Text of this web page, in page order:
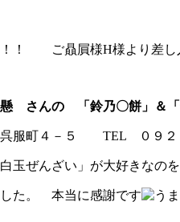
！！ ご贔屓様H様より差し
さんの 「鈴乃〇餅」＆
呉服町４－５ TEL ０９２
玉ぜんざい」が大好きなの
た。 本当に感謝です